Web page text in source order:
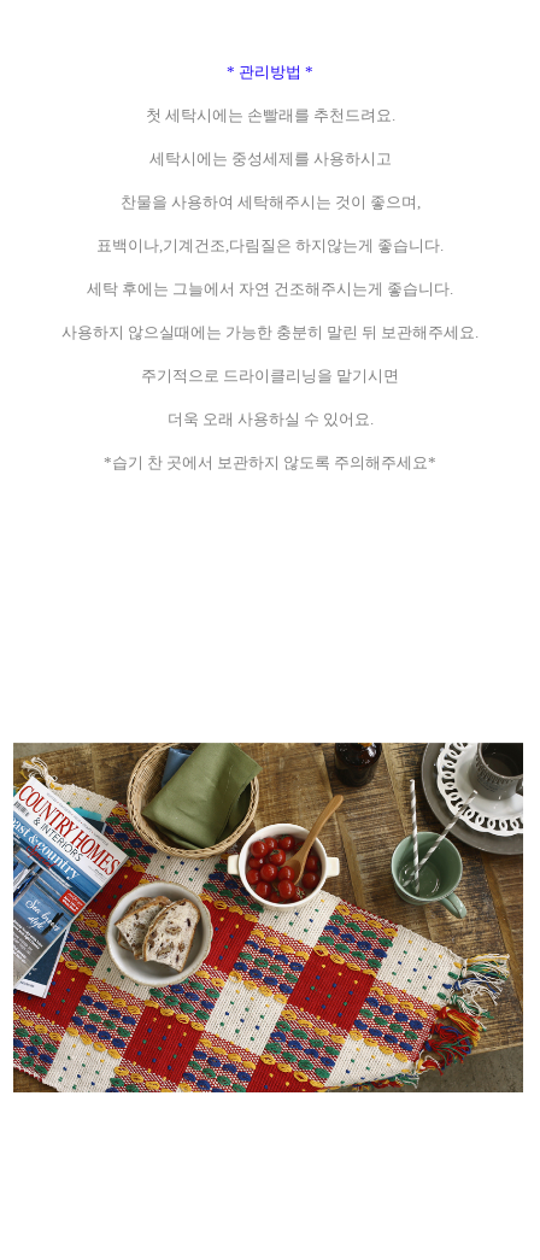
* 관리방법 *
첫 세탁시에는 손빨래를 추천드려요.
세탁시에는 중성세제를 사용하시고
찬물을 사용하여 세탁해주시는 것이 좋으며,
표백이나,기계건조,다림질은 하지않는게 좋습니다.
세탁 후에는 그늘에서 자연 건조해주시는게 좋습니다.
사용하지 않으실때에는 가능한 충분히 말린 뒤 보관해주세요.
주기적으로 드라이클리닝을 맡기시면
더욱 오래 사용하실 수 있어요.
*습기 찬 곳에서 보관하지 않도록 주의해주세요*